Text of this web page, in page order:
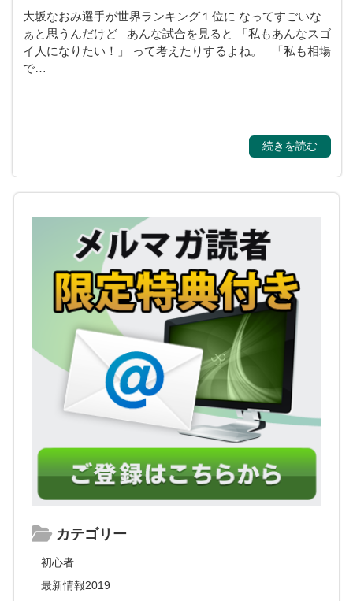
大坂なおみ選手が世界ランキング１位に なってすごいな
ぁと思うんだけど あんな試合を見ると 「私もあんなスゴ
イ人になりたい！」 って考えたりするよね。 「私も相場
で…
続きを読む
カテゴリー
初心者
最新情報2019